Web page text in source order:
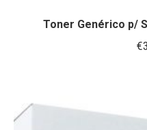
Toner Genérico p/
€